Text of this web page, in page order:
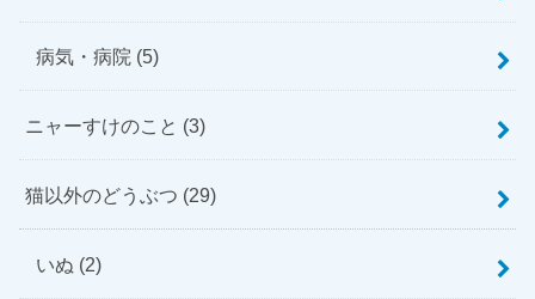
病気・病院 (5)
ニャーすけのこと (3)
猫以外のどうぶつ (29)
いぬ (2)